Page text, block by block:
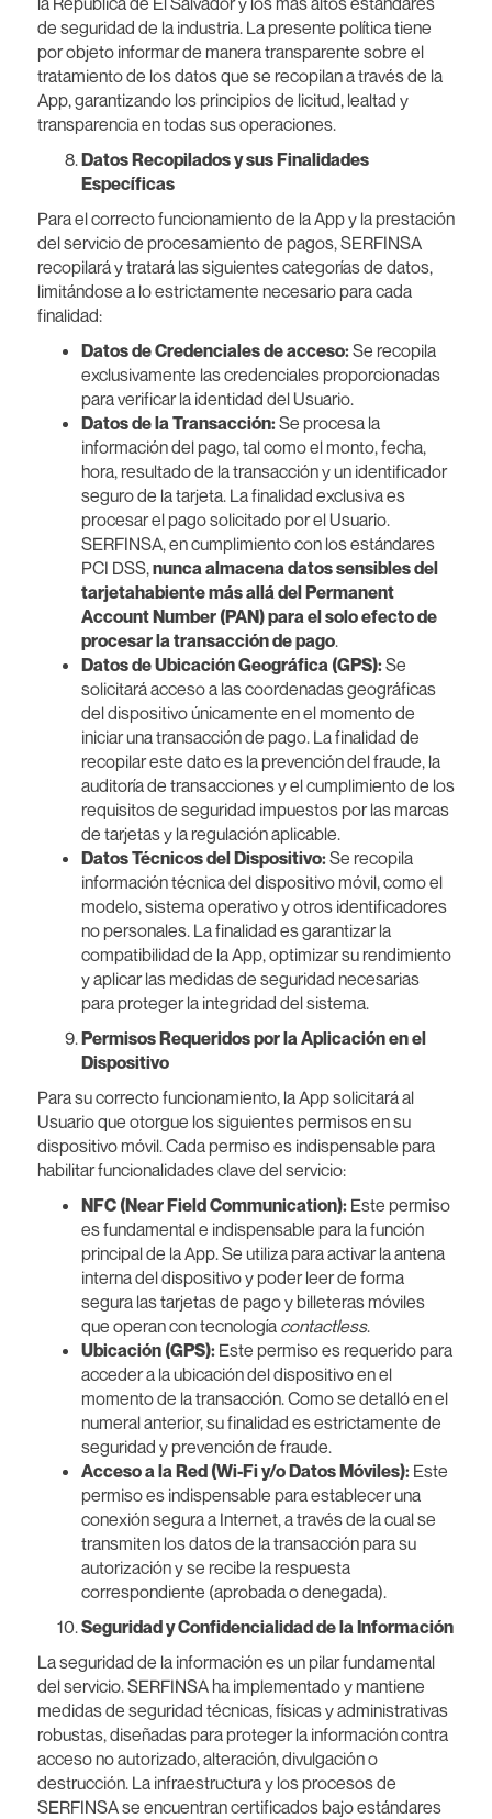
de seguridad de la industria. La presente política tiene
por objeto informar de manera transparente sobre el
tratamiento de los datos que se recopilan a través de la
App, garantizando los principios de licitud, lealtad y
transparencia en todas sus operaciones.
Datos Recopilados y sus Finalidades
Específicas
Para el correcto funcionamiento de la App y la prestación
del servicio de procesamiento de pagos, SERFINSA
recopilará y tratará las siguientes categorías de datos,
limitándose a lo estrictamente necesario para cada
finalidad:
Datos de Credenciales de acceso:Se recopila
exclusivamente las credenciales proporcionadas
para verificar la identidad del Usuario.
Datos de la Transacción:Se procesa la
información del pago, tal como el monto, fecha,
hora, resultado de la transacción y un identificador
seguro de la tarjeta. La finalidad exclusiva es
procesar el pago solicitado por el Usuario.
SERFINSA, en cumplimiento con los estándares
PCI DSS,nunca almacena datos sensibles del
tarjetahabiente más allá del Permanent
Account Number (PAN) para el solo efecto de
procesar la transacción de pago.
Datos de Ubicación Geográfica (GPS):Se
solicitará acceso a las coordenadas geográficas
del dispositivo únicamente en el momento de
iniciar una transacción de pago. La finalidad de
recopilar este dato es la prevención del fraude, la
auditoría de transacciones y el cumplimiento de los
requisitos de seguridad impuestos por las marcas
de tarjetas y la regulación aplicable.
Datos Técnicos del Dispositivo:Se recopila
información técnica del dispositivo móvil, como el
modelo, sistema operativo y otros identificadores
no personales. La finalidad es garantizar la
compatibilidad de la App, optimizar su rendimiento
y aplicar las medidas de seguridad necesarias
para proteger la integridad del sistema.
Permisos Requeridos por la Aplicación en el
Dispositivo
Para su correcto funcionamiento, la App solicitará al
Usuario que otorgue los siguientes permisos en su
dispositivo móvil. Cada permiso es indispensable para
habilitar funcionalidades clave del servicio:
NFC (Near Field Communication):Este permiso
es fundamental e indispensable para la función
principal de la App. Se utiliza para activar la antena
interna del dispositivo y poder leer de forma
segura las tarjetas de pago y billeteras móviles
que operan con tecnología contactless.
Ubicación (GPS):Este permiso es requerido para
acceder a la ubicación del dispositivo en el
momento de la transacción. Como se detalló en el
numeral anterior, su finalidad es estrictamente de
seguridad y prevención de fraude.
Acceso a la Red (Wi-Fi y/o Datos Móviles):Este
permiso es indispensable para establecer una
conexión segura a Internet, a través de la cual se
transmiten los datos de la transacción para su
autorización y se recibe la respuesta
correspondiente (aprobada o denegada).
Seguridad y Confidencialidad de la Información
La seguridad de la información es un pilar fundamental
del servicio. SERFINSA ha implementado y mantiene
medidas de seguridad técnicas, físicas y administrativas
robustas, diseñadas para proteger la información contra
acceso no autorizado, alteración, divulgación o
destrucción. La infraestructura y los procesos de
SERFINSA se encuentran certificados bajo estándares